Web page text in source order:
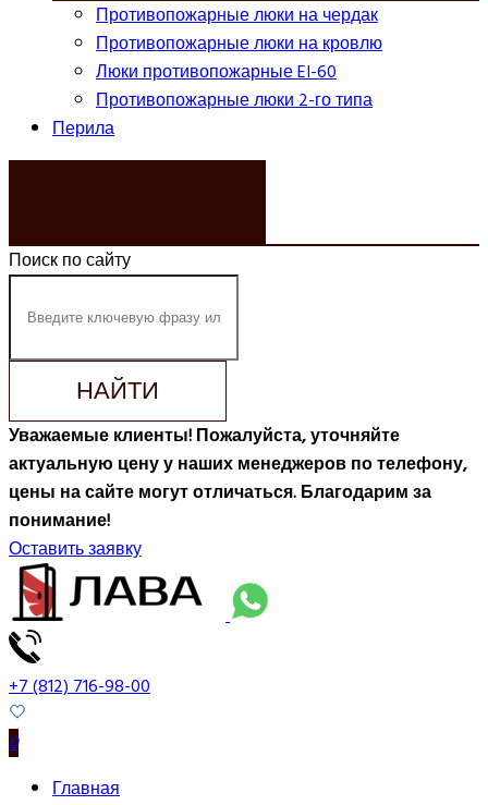
Противопожарные люки на чердак
Противопожарные люки на кровлю
Люки противопожарные EI-60
Противопожарные люки 2-го типа
Перила
Поиск по сайту
НАЙТИ
Уважаемые клиенты! Пожалуйста, уточняйте
актуальную цену у наших менеджеров по телефону,
цены на сайте могут отличаться. Благодарим за
понимание!
Оставить заявку
+7 (812) 716-98-00
0
Главная